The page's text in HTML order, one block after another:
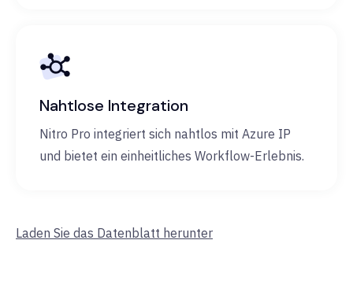
Nahtlose Integration
Nitro Pro integriert sich nahtlos mit Azure IP
und bietet ein einheitliches Workflow-Erlebnis.
Laden Sie das Datenblatt herunter